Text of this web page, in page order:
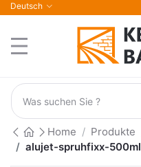
Deutsch
Home Produkte
alujet-spruhfixx-500ml